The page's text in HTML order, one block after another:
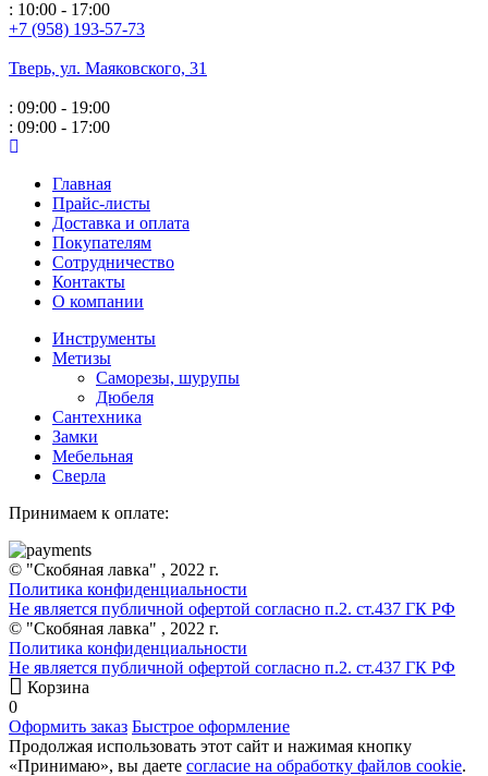
: 10:00 - 17:00
+7 (958) 193-57-73
Тверь, ул. Маяковского, 31
: 09:00 - 19:00
: 09:00 - 17:00
Главная
Прайс-листы
Доставка и оплата
Покупателям
Сотрудничество
Контакты
О компании
Инструменты
Метизы
Саморезы, шурупы
Дюбеля
Сантехника
Замки
Мебельная
Сверла
Принимаем к оплате:
© "Скобяная лавка" , 2022 г.
Политика конфиденциальности
Не является публичной офертой согласно п.2. ст.437 ГК РФ
© "Скобяная лавка" , 2022 г.
Политика конфиденциальности
Не является публичной офертой согласно п.2. ст.437 ГК РФ
Корзина
0
Оформить заказ Быстрое оформление
Продолжая использовать этот сайт и нажимая кнопку
«Принимаю», вы даете согласие на обработку файлов cookie.